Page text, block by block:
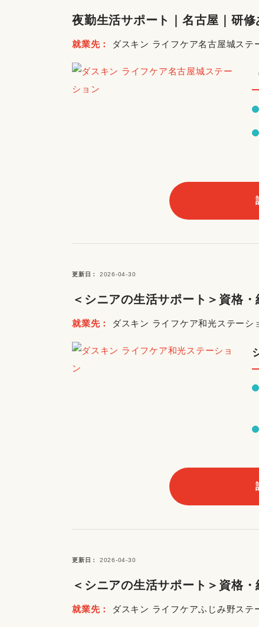
夜勤生活サポート｜名古屋｜研
就業先 ダスキン ライフケア名古屋城ステ
更新日 2026-04-30
＜シニアの生活サポート＞資格
就業先 ダスキン ライフケア和光ステーシ
更新日 2026-04-30
＜シニアの生活サポート＞資格
就業先 ダスキン ライフケアふじみ野ステ